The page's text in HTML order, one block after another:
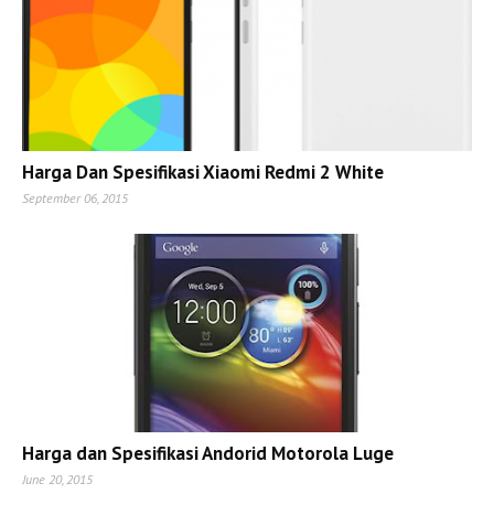
Harga Dan Spesifikasi Xiaomi Redmi 2 White
September 06, 2015
Harga dan Spesifikasi Andorid Motorola Luge
June 20, 2015